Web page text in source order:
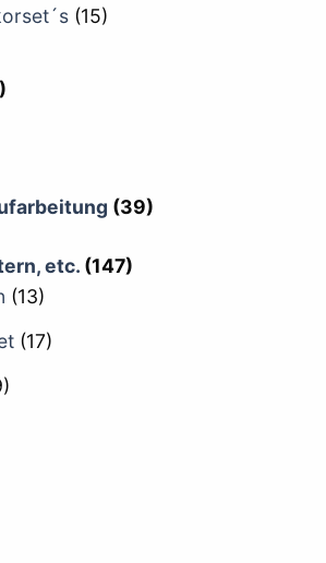
(15)
(39)
etc. (147)
(13)
(17)